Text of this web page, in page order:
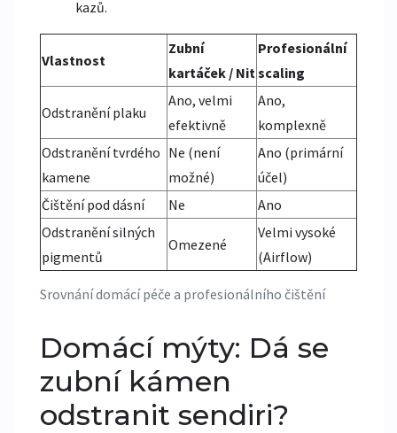
kazů.
Srovnání domácí péče a profesionálního čištění
Vlastnost
Zubní
kartáček / Nit
Profesionální
scaling
Odstranění plaku
Ano, velmi
efektivně
Ano,
komplexně
Odstranění tvrdého
kamene
Ne (není
možné)
Ano (primární
účel)
Čištění pod dásní
Ne
Ano
Odstranění silných
pigmentů
Omezené
Velmi vysoké
(Airflow)
Domácí mýty: Dá se
zubní kámen
odstranit sendiri?